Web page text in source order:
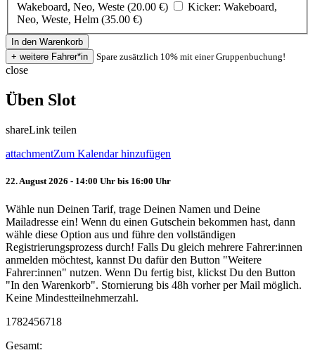
Wakeboard, Neo, Weste (20.00 €)
Kicker: Wakeboard,
Neo, Weste, Helm (35.00 €)
Spare zusätzlich 10% mit einer Gruppenbuchung!
close
Üben Slot
shareLink teilen
attachmentZum Kalendar hinzufügen
22. August 2026 - 14:00 Uhr bis 16:00 Uhr
Wähle nun Deinen Tarif, trage Deinen Namen und Deine
Mailadresse ein! Wenn du einen Gutschein bekommen hast, dann
wähle diese Option aus und führe den vollständigen
Registrierungsprozess durch! Falls Du gleich mehrere Fahrer:innen
anmelden möchtest, kannst Du dafür den Button "Weitere
Fahrer:innen" nutzen. Wenn Du fertig bist, klickst Du den Button
"In den Warenkorb". Stornierung bis 48h vorher per Mail möglich.
Keine Mindestteilnehmerzahl.
1782456718
Gesamt: